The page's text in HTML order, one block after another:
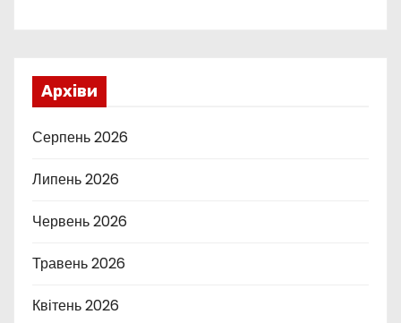
Архіви
Серпень 2026
Липень 2026
Червень 2026
Травень 2026
Квітень 2026